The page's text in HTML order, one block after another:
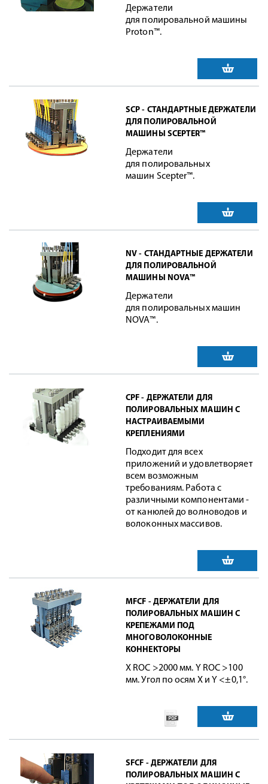
Держатели
для полировальной машины
Proton™.
SCP - СТАНДАРТНЫЕ ДЕРЖАТЕЛИ
ДЛЯ ПОЛИРОВАЛЬНОЙ
МАШИНЫ SCEPTER™
Держатели
для полировальных
машин Scepter™.
NV - СТАНДАРТНЫЕ ДЕРЖАТЕЛИ
ДЛЯ ПОЛИРОВАЛЬНОЙ
МАШИНЫ NOVA™
Держатели
для полировальных машин
NOVA™.
CPF - ДЕРЖАТЕЛИ ДЛЯ
ПОЛИРОВАЛЬНЫХ МАШИН С
НАСТРАИВАЕМЫМИ
КРЕПЛЕНИЯМИ
Подходит для всех
приложений и удовлетворяет
всем возможным
требованиям. Работа с
различными компонентами -
от канюлей до волноводов и
волоконных массивов.
MFCF - ДЕРЖАТЕЛИ ДЛЯ
ПОЛИРОВАЛЬНЫХ МАШИН С
КРЕПЕЖАМИ ПОД
МНОГОВОЛОКОННЫЕ
КОННЕКТОРЫ
X ROC >2000 мм. Y ROC >100
мм. Угол по осям X и Y <±0,1°.
SFCF - ДЕРЖАТЕЛИ ДЛЯ
ПОЛИРОВАЛЬНЫХ МАШИН С